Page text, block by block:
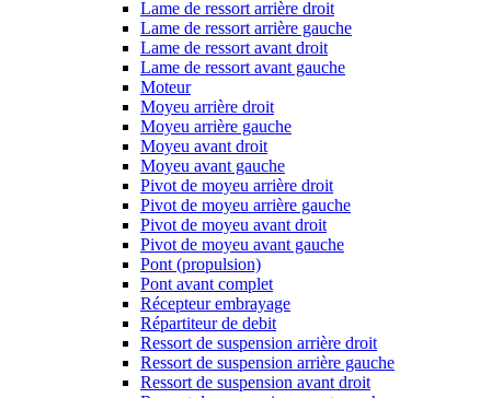
Lame de ressort arrière droit
Lame de ressort arrière gauche
Lame de ressort avant droit
Lame de ressort avant gauche
Moteur
Moyeu arrière droit
Moyeu arrière gauche
Moyeu avant droit
Moyeu avant gauche
Pivot de moyeu arrière droit
Pivot de moyeu arrière gauche
Pivot de moyeu avant droit
Pivot de moyeu avant gauche
Pont (propulsion)
Pont avant complet
Récepteur embrayage
Répartiteur de debit
Ressort de suspension arrière droit
Ressort de suspension arrière gauche
Ressort de suspension avant droit